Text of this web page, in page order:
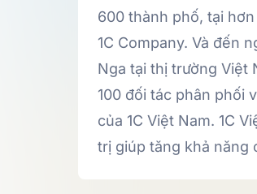
600 thành phố, tại
1C Company. Và đến
Nga tại thị trường Việt
100 đối tác phân phối
của 1C Việt Nam. 1C
trị giúp tăng khả năng